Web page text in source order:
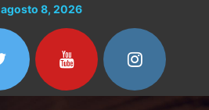
agosto 8, 2026